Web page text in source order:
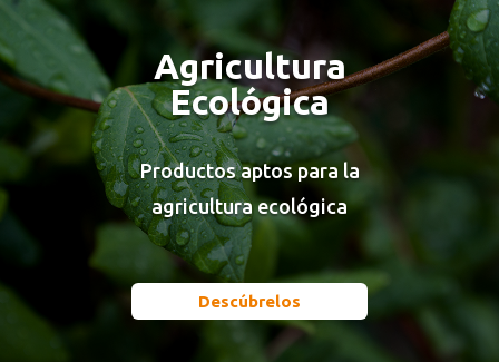
Agricultura
Ecológica
Productos aptos para la
agricultura ecológica
Descúbrelos